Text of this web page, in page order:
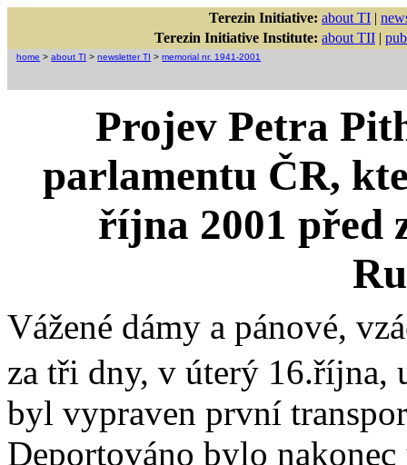
Terezin Initiative: about TI |
Terezin Initiative Institute: about TII |
home >about TI >newsletter TI >memorial nr. 1941-2001
Projev Petra
parlamentu ČR,
října 2001 před
Vážené dámy a pánové,
za tři dny, v úterý 16.října,
byl vypraven první
Deportováno bylo